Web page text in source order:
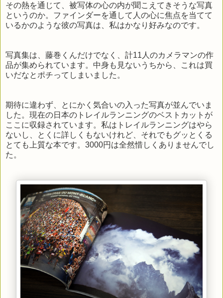
その熱を通じて、被写体の心の内が聞こえてきそうな写真
というのか。ファインダーを通して人の心に焦点を当てて
いるかのような彼の写真は、私はかなり好みなのです。
写真集は、藤巻くんだけでなく、計11人のカメラマンの作
品が集められています。中身も見ないうちから、これは買
いだなとポチってしまいました。
期待に違わず、とにかく気合いの入った写真が並んでいま
した。現在の日本のトレイルランニングのベストカットが
ここに収録されています。私はトレイルランニングはやら
ないし、とくに詳しくもないけれど、それでもグッとくる
とても上質な本です。3000円は全然惜しくありませんでし
た。